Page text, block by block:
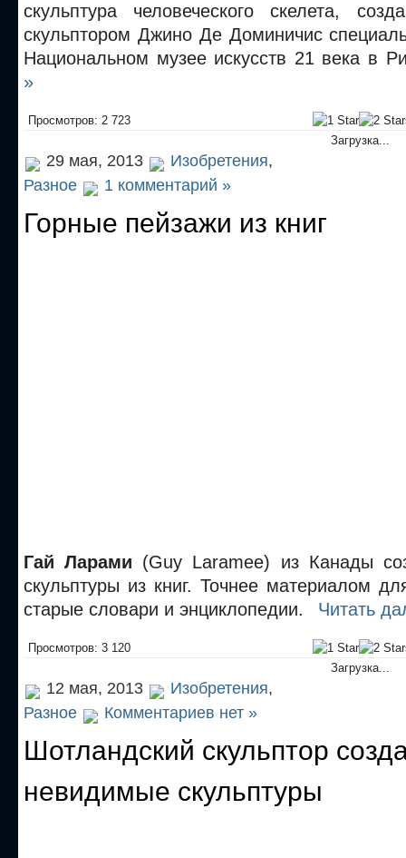
скульптура человеческого скелета,
скульптором Джино Де Доминичис
Национальном музее искусств 21 века в
»
Просмотров: 2 723
Загрузка...
29 мая, 2013 Изобретения,
Разное
1 комментарий »
Горные пейзажи из книг
Гай Ларами (Guy Laramee) из Канады
скульптуры из книг. Точнее материалом
старые словари и энциклопедии.
Читать
Просмотров: 3 120
Загрузка...
12 мая, 2013 Изобретения,
Разное
Комментариев нет »
Шотландский скульптор
невидимые скульптуры